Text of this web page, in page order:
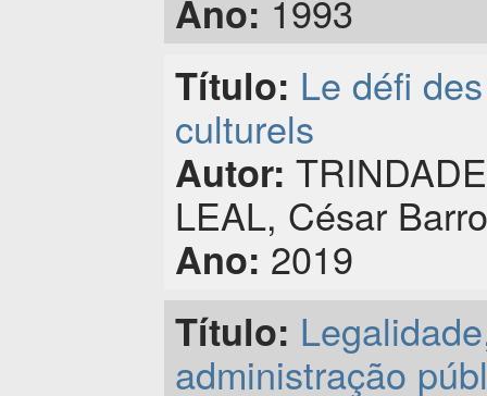
Ano: 1993
Título: Le défi
culturels
Autor:
LEAL, César
Ano: 2019
Título:
administração